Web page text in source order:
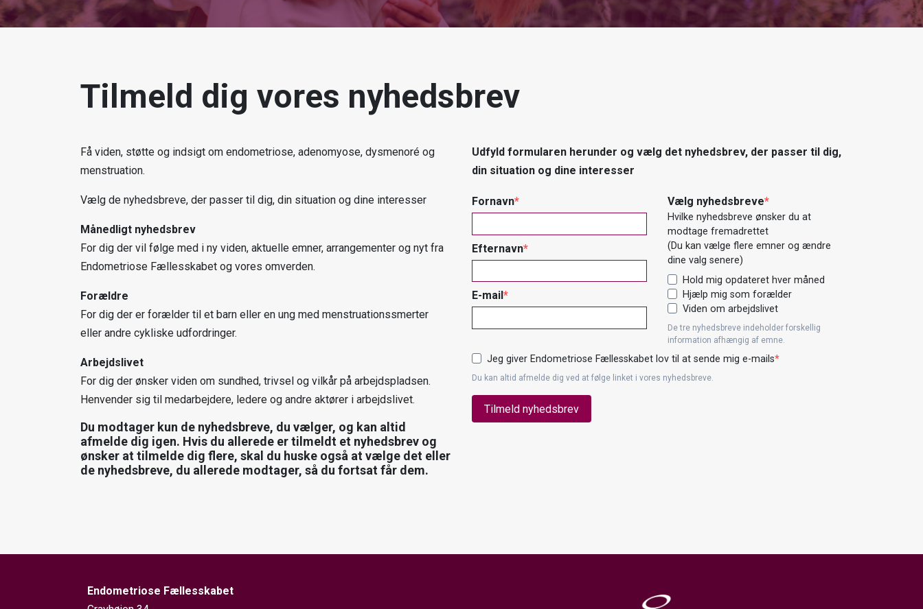
Tilmeld dig vores nyhedsbrev
Få viden, støtte og indsigt om endometriose, adenomyose, dysmenoré og
menstruation.
Vælg de nyhedsbreve, der passer til dig, din situation og dine interesser
Månedligt nyhedsbrev
For dig der vil følge med i ny viden, aktuelle emner, arrangementer og nyt fra
Endometriose Fællesskabet og vores omverden.
Forældre
For dig der er forælder til et barn eller en ung med menstruationssmerter
eller andre cykliske udfordringer.
Arbejdslivet
For dig der ønsker viden om sundhed, trivsel og vilkår på arbejdspladsen.
Henvender sig til medarbejdere, ledere og andre aktører i arbejdslivet.
Du modtager kun de nyhedsbreve, du vælger, og kan altid
afmelde dig igen. Hvis du allerede er tilmeldt et nyhedsbrev og
ønsker at tilmelde dig flere, skal du huske også at vælge det eller
de nyhedsbreve, du allerede modtager, så du fortsat får dem.
Udfyld formularen herunder og vælg det nyhedsbrev, der passer til dig,
din situation og dine interesser
Fornavn
Efternavn
E-mail
Vælg nyhedsbreve
Hvilke nyhedsbreve ønsker du at
modtage fremadrettet
(Du kan vælge flere emner og ændre
dine valg senere)
Hold mig opdateret hver måned
Hjælp mig som forælder
Viden om arbejdslivet
De tre nyhedsbreve indeholder forskellig
information afhængig af emne.
Jeg giver Endometriose Fællesskabet lov til at sende mig e-mails
Du kan altid afmelde dig ved at følge linket i vores nyhedsbreve.
Tilmeld nyhedsbrev
Endometriose Fællesskabet